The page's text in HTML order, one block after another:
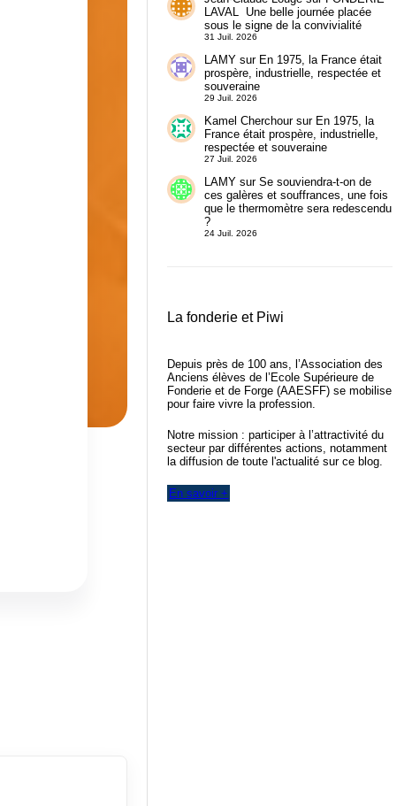
LAVAL Une belle journée placée
sous le signe de la convivialité
31 Juil. 2026
LAMYsur En 1975, la France était
prospère, industrielle, respectée et
souveraine
29 Juil. 2026
Kamel Cherchoursur En 1975, la
France était prospère, industrielle,
respectée et souveraine
27 Juil. 2026
LAMYsur Se souviendra-t-on de
ces galères et souffrances, une fois
que le thermomètre sera redescendu
?
24 Juil. 2026
La fonderie et Piwi
Depuis près de 100 ans, l’Association des
Anciens élèves de l’Ecole Supérieure de
Fonderie et de Forge (AAESFF) se mobilise
pour faire vivre la profession.
Notre mission : participer à l’attractivité du
secteur par différentes actions, notamment
la diffusion de toute l'actualité sur ce blog.
En savoir +